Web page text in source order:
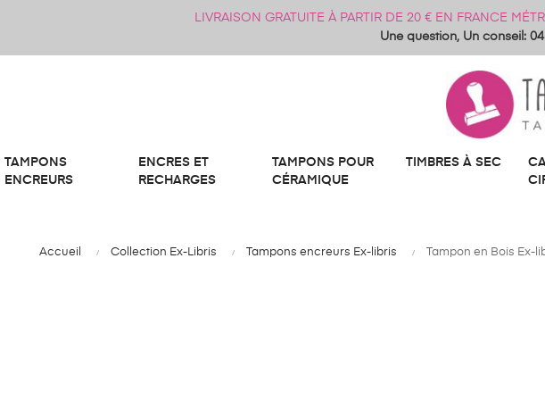
LIVRAISON GRATUITE À PARTIR DE 20 € EN FRANCE
Une question, Un conseil:
TAMPONS
ENCREURS
ENCRES ET
RECHARGES
TAMPONS POUR
CÉRAMIQUE
TIMBRES À SEC
Accueil Collection Ex-Libris Tampons encreurs Ex-libris Tampon en Bois Ex-